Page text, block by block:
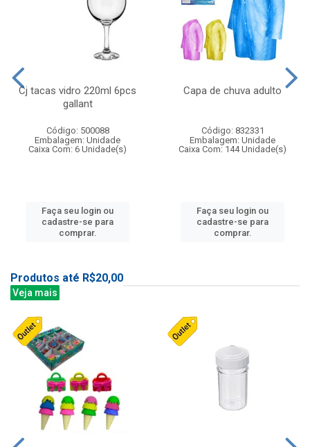
Cj tacas vidro 220ml 6pcs
gallant
Código: 500088
Embalagem: Unidade
Caixa Com: 6 Unidade(s)
Faça seu login ou
cadastre-se para
comprar.
Capa de chuva adulto
Código: 832331
Embalagem: Unidade
Caixa Com: 144 Unidade(s)
Faça seu login ou
cadastre-se para
comprar.
Produtos até R$20,00
Veja mais